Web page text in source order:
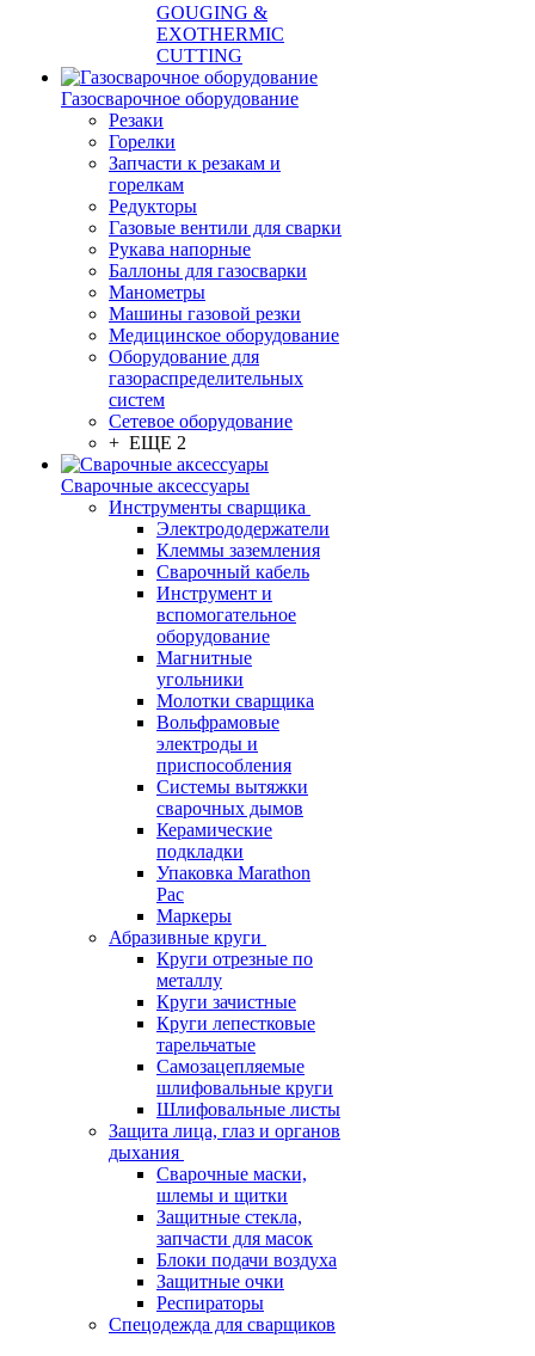
GOUGING &
EXOTHERMIC
CUTTING
Газосварочное оборудование
Резаки
Горелки
Запчасти к резакам и
горелкам
Редукторы
Газовые вентили для сварки
Рукава напорные
Баллоны для газосварки
Манометры
Машины газовой резки
Медицинское оборудование
Оборудование для
газораспределительных
систем
Сетевое оборудование
+ ЕЩЕ 2
Сварочные аксессуары
Инструменты сварщика
Электрододержатели
Клеммы заземления
Сварочный кабель
Инструмент и
вспомогательное
оборудование
Магнитные
угольники
Молотки сварщика
Вольфрамовые
электроды и
приспособления
Системы вытяжки
сварочных дымов
Керамические
подкладки
Упаковка Marathon
Pac
Маркеры
Абразивные круги
Круги отрезные по
металлу
Круги зачистные
Круги лепестковые
тарельчатые
Самозацепляемые
шлифовальные круги
Шлифовальные листы
Защита лица, глаз и органов
дыхания
Сварочные маски,
шлемы и щитки
Защитные стекла,
запчасти для масок
Блоки подачи воздуха
Защитные очки
Респираторы
Спецодежда для сварщиков